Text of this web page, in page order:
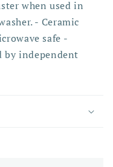
when used in
- Ceramic
safe -
by independent